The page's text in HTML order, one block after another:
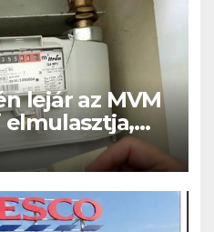
lejár az MVM